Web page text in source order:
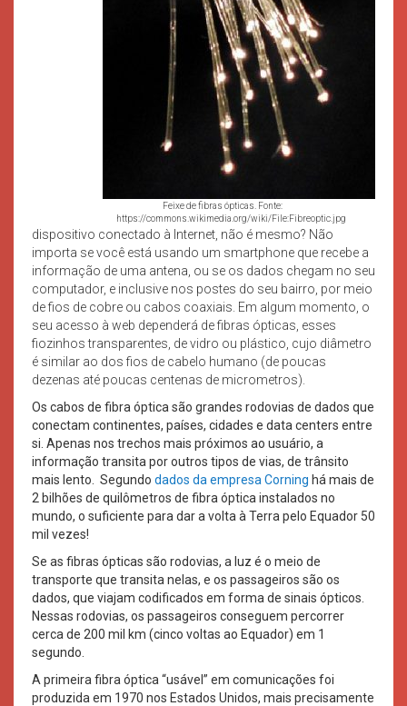
Feixe de fibras ópticas. Fonte:
https://commons.wikimedia.org/wiki/File:Fibreoptic.jpg
dispositivo conectado à Internet, não é mesmo? Não
importa se você está usando um smartphone que recebe a
informação de uma antena, ou se os dados chegam no seu
computador, e inclusive nos postes do seu bairro, por meio
de fios de cobre ou cabos coaxiais. Em algum momento, o
seu acesso à web dependerá de fibras ópticas, esses
fiozinhos transparentes, de vidro ou plástico, cujo diâmetro
é similar ao dos fios de cabelo humano (de poucas
dezenas até poucas centenas de micrometros).
Os cabos de fibra óptica são grandes rodovias de dados que
conectam continentes, países, cidades e data centers entre
si. Apenas nos trechos mais próximos ao usuário, a
informação transita por outros tipos de vias, de trânsito
mais lento. Segundo dados da empresa Corning há mais de
2 bilhões de quilômetros de fibra óptica instalados no
mundo, o suficiente para dar a volta à Terra pelo Equador 50
mil vezes!
Se as fibras ópticas são rodovias, a luz é o meio de
transporte que transita nelas, e os passageiros são os
dados, que viajam codificados em forma de sinais ópticos.
Nessas rodovias, os passageiros conseguem percorrer
cerca de 200 mil km (cinco voltas ao Equador) em 1
segundo.
A primeira fibra óptica “usável” em comunicações foi
produzida em 1970 nos Estados Unidos, mais precisamente